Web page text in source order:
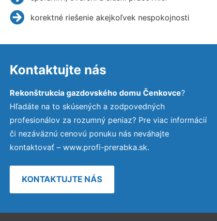
korektné riešenie akejkoľvek nespokojnosti
Kontaktujte nás
Rekonštrukcia gazdovského domu Čenkovce?
Hľadáte na to skúsených a zodpovedných
profesionálov za rozumný peniaz? Pre viac informácií
či nezáväznú cenovú ponuku nás neváhajte
kontaktovať – www.profi-prerabka.sk.
KONTAKTUJTE NÁS